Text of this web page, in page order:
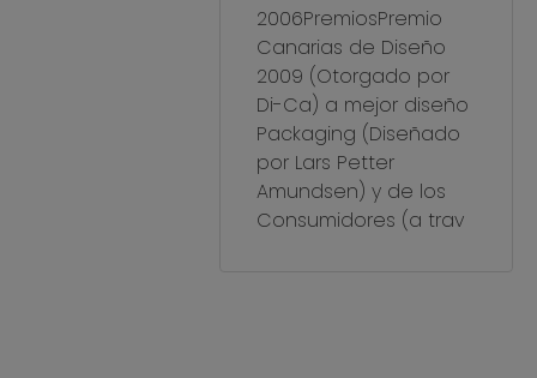
2006PremiosPremio
Canarias de Diseño
2009 (Otorgado por
Di-Ca) a mejor diseño
Packaging (Diseñado
por Lars Petter
Amundsen) y de los
Consumidores (a trav